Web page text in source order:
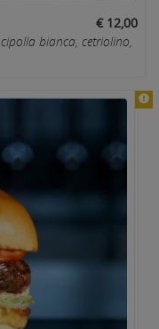
€ 12,00
bianca, cetriolino,